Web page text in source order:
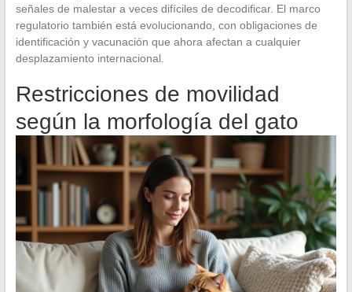
señales de malestar a veces difíciles de decodificar. El marco
regulatorio también está evolucionando, con obligaciones de
identificación y vacunación que ahora afectan a cualquier
desplazamiento internacional.
Restricciones de movilidad
según la morfología del gato